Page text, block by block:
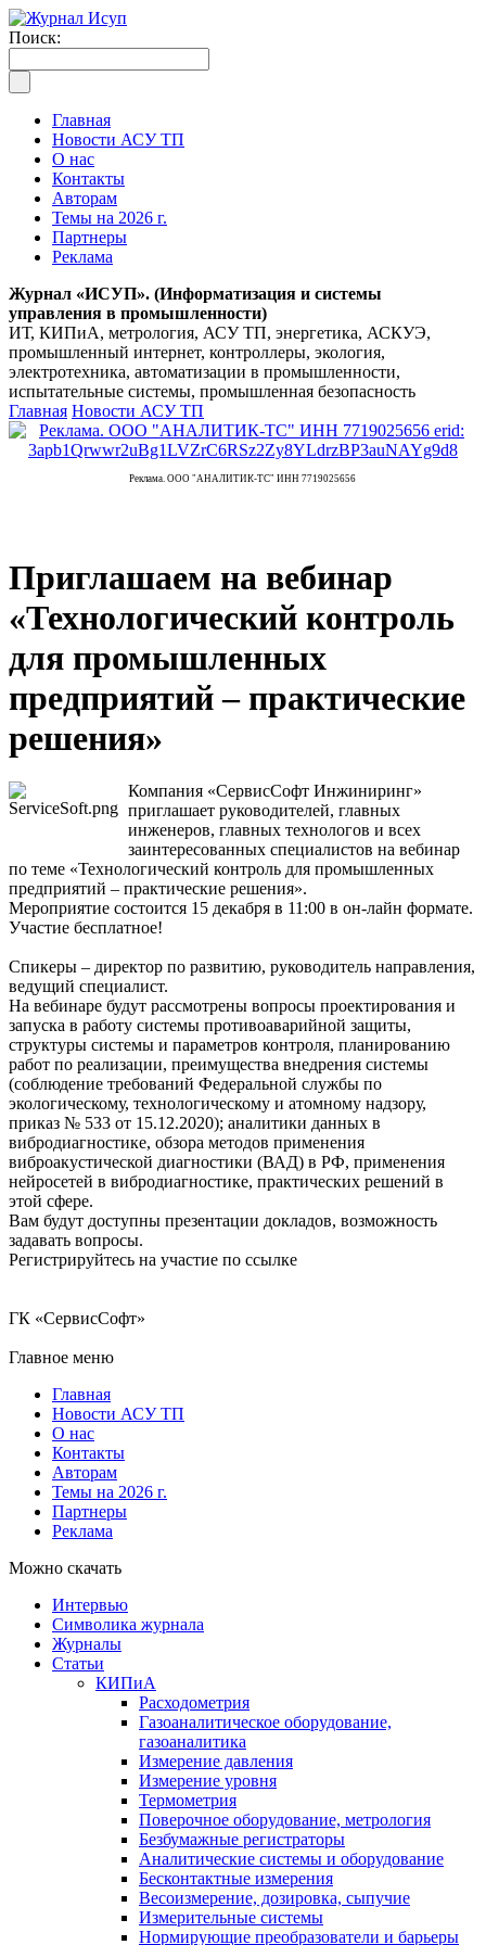
Поиск:
Главная
Новости АСУ ТП
О нас
Контакты
Авторам
Темы на 2026 г.
Партнеры
Реклама
Журнал «ИСУП». (Информатизация и системы
управления в промышленности)
ИТ, КИПиА, метрология, АСУ ТП, энергетика, АСКУЭ,
промышленный интернет, контроллеры, экология,
электротехника, автоматизации в промышленности,
испытательные системы, промышленная безопасность
Главная Новости АСУ ТП
Реклама. ООО "АНАЛИТИК-ТС" ИНН 7719025656
Приглашаем на вебинар
«Технологический контроль
для промышленных
предприятий – практические
решения»
Компания «СервисСофт Инжиниринг»
приглашает руководителей, главных
инженеров, главных технологов и всех
заинтересованных специалистов на вебинар
по теме «Технологический контроль для промышленных
предприятий – практические решения».
Мероприятие состоится 15 декабря в 11:00 в он-лайн формате.
Участие бесплатное!
Спикеры – директор по развитию, руководитель направления,
ведущий специалист.
На вебинаре будут рассмотрены вопросы проектирования и
запуска в работу системы противоаварийной защиты,
структуры системы и параметров контроля, планированию
работ по реализации, преимущества внедрения системы
(соблюдение требований Федеральной службы по
экологическому, технологическому и атомному надзору,
приказ № 533 от 15.12.2020); аналитики данных в
вибродиагностике, обзора методов применения
виброакустической диагностики (ВАД) в РФ, применения
нейросетей в вибродиагностике, практических решений в
этой сфере.
Вам будут доступны презентации докладов, возможность
задавать вопросы.
Регистрируйтесь на участие по ссылке
ГК «СервисСофт»
Главное меню
Главная
Новости АСУ ТП
О нас
Контакты
Авторам
Темы на 2026 г.
Партнеры
Реклама
Можно скачать
Интервью
Символика журнала
Журналы
Статьи
КИПиА
Расходометрия
Газоаналитическое оборудование,
газоаналитика
Измерение давления
Измерение уровня
Термометрия
Поверочное оборудование, метрология
Безбумажные регистраторы
Аналитические системы и оборудование
Бесконтактные измерения
Весоизмерение, дозировка, сыпучие
Измерительные системы
Нормирующие преобразователи и барьеры